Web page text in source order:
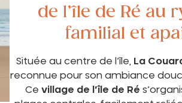
de l’île de Ré au
familial et
Située au centre de l’île, La
reconnue pour son ambiance
Ce village de l’île de Ré